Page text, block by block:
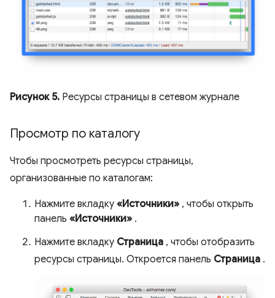
Рисунок 5. Ресурсы страницы в сетевом журнале
Просмотр по каталогу
Чтобы просмотреть ресурсы страницы,
организованные по каталогам:
Нажмите вкладку «Источники» , чтобы открыть
панель «Источники» .
Нажмите вкладку Страница , чтобы отобразить
ресурсы страницы. Откроется панель Страница .